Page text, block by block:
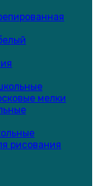
мелки
рисования